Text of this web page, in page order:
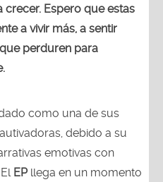
crecer. Espero que estas
a vivir más, a sentir
perduren para
como una de sus
debido a su
emotivas con
EPllega en un momento